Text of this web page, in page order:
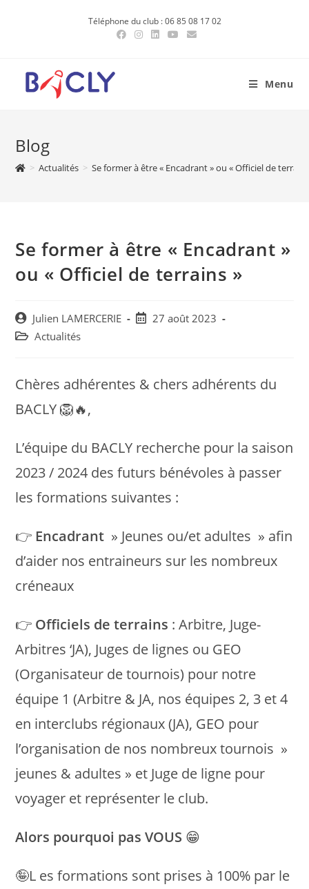
Téléphone du club : 06 85 08 17 02
Menu
Blog
> Actualités > Se former à être « Encadrant » ou « Officiel de
Se former à être « Encadrant »
ou « Officiel de terrains »
Post
author:
Julien LAMERCERIE
Post27 août 2023
Post Actualités
Chères adhérentes & chers adhérents du
BACLY 🦁🔥,
L’équipe du BACLY recherche pour la saison
2023 / 2024 des futurs bénévoles à passer
les formations suivantes :
👉 Encadrant » Jeunes ou/et adultes » afin
d’aider nos entraineurs sur les nombreux
créneaux
👉 Officiels de terrains : Arbitre, Juge-
Arbitres ‘JA), Juges de lignes ou GEO
(Organisateur de tournois) pour notre
équipe 1 (Arbitre & JA, nos équipes 2, 3 et 4
en interclubs régionaux (JA), GEO pour
l’organisation de nos nombreux tournois »
jeunes & adultes » et Juge de ligne pour
voyager et représenter le club.
Alors pourquoi pas VOUS 😁
🤪L es formations sont prises à 100% par le